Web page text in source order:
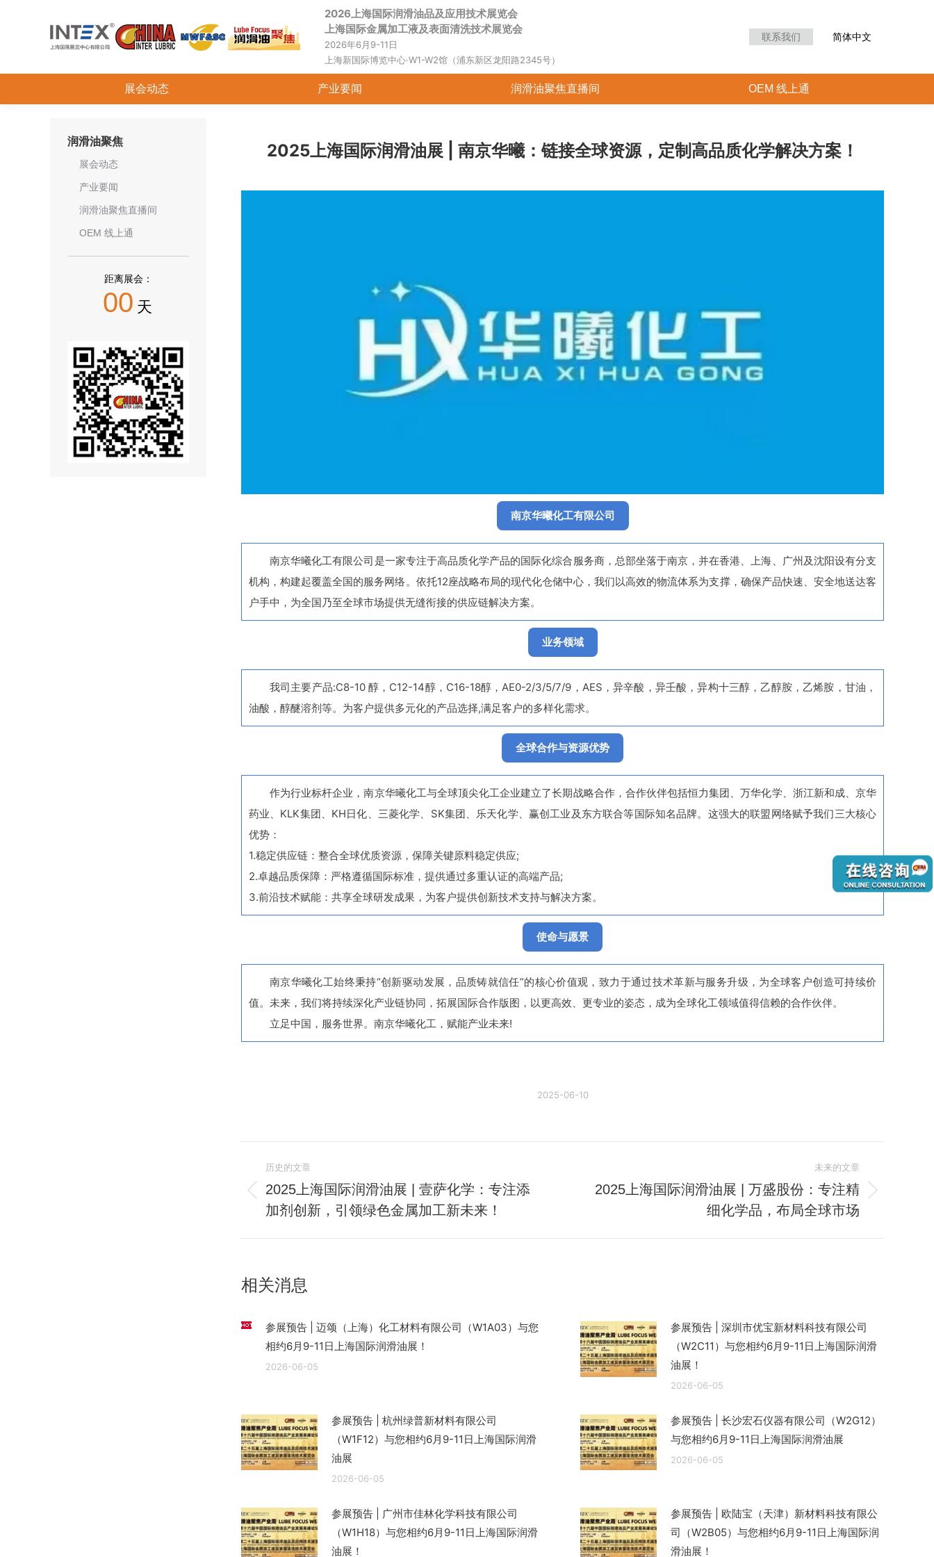
2026上海国际润滑油品及应用技术展览会
上海国际金属加工液及表面清洗技术展览会
2026年6月9-11日
上海新国际博览中心·W1-W2馆（浦东新区龙阳路2345号）
联系我们 简体中文
展会动态 产业要闻 润滑油聚焦直播间 OEM 线上通
2025上海国际润滑油展 | 南京华曦：链接全球资源，定制高品质化学解决方案！
南京华曦化工有限公司
南京华曦化工有限公司是一家专注于高品质化学产品的国际化综合服务商，总部坐落于南京，并在香港、上海、广州及沈阳设有分支
机构，构建起覆盖全国的服务网络。依托12座战略布局的现代化仓储中心，我们以高效的物流体系为支撑，确保产品快速、安全地送达客
户手中，为全国乃至全球市场提供无缝衔接的供应链解决方案。
业务领域
我司主要产品:C8-10 醇，C12-14醇，C16-18醇，AE0-2/3/5/7/9，AES，异辛酸，异壬酸，异构十三醇，乙醇胺，乙烯胺，甘油，
油酸，醇醚溶剂等。为客户提供多元化的产品选择,满足客户的多样化需求。
全球合作与资源优势
作为行业标杆企业，南京华曦化工与全球顶尖化工企业建立了长期战略合作，合作伙伴包括恒力集团、万华化学、浙江新和成、京华
药业、KLK集团、KH日化、三菱化学、SK集团、乐天化学、赢创工业及东方联合等国际知名品牌。这强大的联盟网络赋予我们三大核心
优势：
1.稳定供应链：整合全球优质资源，保障关键原料稳定供应;
2.卓越品质保障：严格遵循国际标准，提供通过多重认证的高端产品;
3.前沿技术赋能：共享全球研发成果，为客户提供创新技术支持与解决方案。
使命与愿景
南京华曦化工始终秉持“创新驱动发展，品质铸就信任”的核心价值观，致力于通过技术革新与服务升级，为全球客户创造可持续价
值。未来，我们将持续深化产业链协同，拓展国际合作版图，以更高效、更专业的姿态，成为全球化工领域值得信赖的合作伙伴。
立足中国，服务世界。南京华曦化工，赋能产业未来!
2025-06-10
章
航
历史的文章
史
的
章：
2025上海国际润滑油展 | 壹萨化学：专注添
加剂创新，引领绿色金属加工新未来！
未来的文章
的
2025上海国际润滑油展 | 万盛股份：专注精
细化学品，布局全球市场
相关消息
参展预告 | 迈颂（上海）化工材料有限公司（W1A03）与您
相约6月9-11日上海国际润滑油展！
2026-06-05
参展预告 | 深圳市优宝新材料科技有限公司
（W2C11）与您相约6月9-11日上海国际润滑
油展！
2026-06-05
参展预告 | 杭州绿普新材料有限公司
（W1F12）与您相约6月9-11日上海国际润滑
油展
2026-06-05
参展预告 | 长沙宏石仪器有限公司（W2G12）
与您相约6月9-11日上海国际润滑油展
2026-06-05
参展预告 | 广州市佳林化学科技有限公司
（W1H18）与您相约6月9-11日上海国际润滑
油展！
参展预告 | 欧陆宝（天津）新材料科技有限公
司（W2B05）与您相约6月9-11日上海国际润
滑油展！
润滑油聚焦
展会动态
产业要闻
润滑油聚焦直播间
OEM 线上通
距离展会：
00 天
展会动态 产业要闻